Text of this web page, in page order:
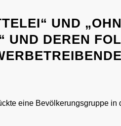
UND
UND DEREN
eine Bevölkerungsgruppe in